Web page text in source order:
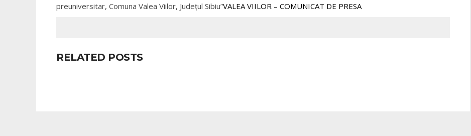
preuniversitar, Comuna Valea Viilor, Județul Sibiu”VALEA VIILOR – COMUNICAT DE PRESA
RELATED POSTS